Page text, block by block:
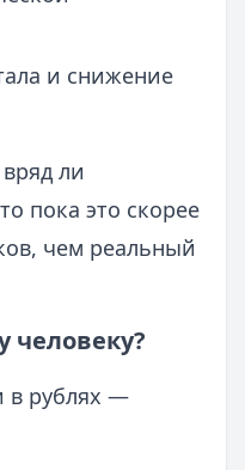
и снижение
ли
пока это скорее
чем реальный
человеку?
в рублях —